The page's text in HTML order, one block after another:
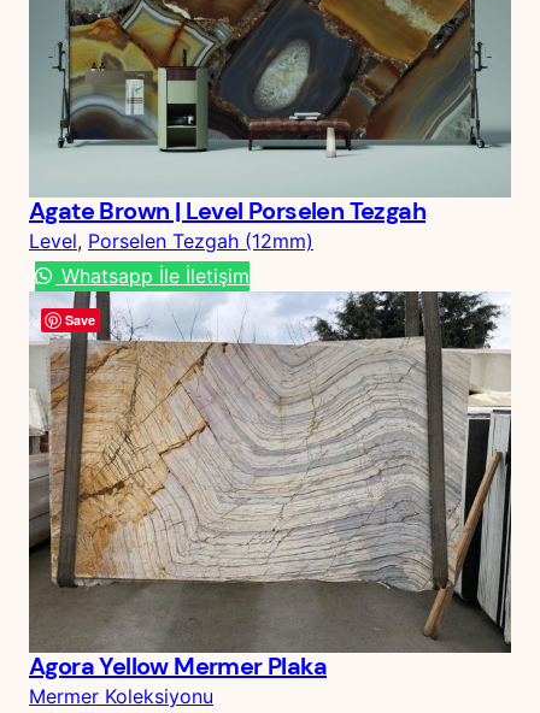
Agate Brown | Level Porselen Tezgah
Level, Porselen Tezgah (12mm)
Whatsapp İle İletişim
Save
Agora Yellow Mermer Plaka
Mermer Koleksiyonu